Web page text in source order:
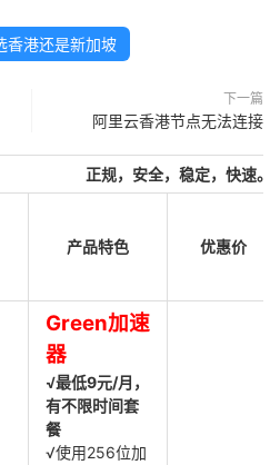
香港还是新加坡
下一篇
阿里云香港节点无法连接
正规，安全，稳定，快速。
产品特色 优惠价
Green加速
器
√最低9元/月，
有不限时间套
餐
√使用256位加